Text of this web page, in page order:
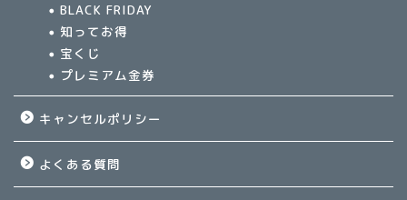
BLACK FRIDAY
知ってお得
宝くじ
プレミアム金券
キャンセルポリシー
よくある質問